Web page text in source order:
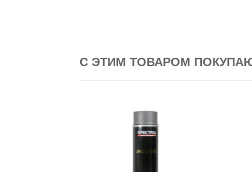
С ЭТИМ ТОВАРОМ